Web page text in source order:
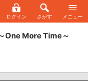
ログイン さがす メニュー
One More Time～